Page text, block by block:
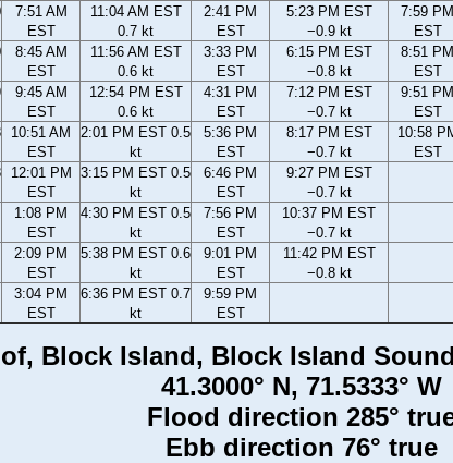
7:51 AM
EST
11:04 AM EST
0.7 kt
2:41 PM
EST
5:23 PM EST
−0.9 kt
7:59 PM
EST
8:45 AM
EST
11:56 AM EST
0.6 kt
3:33 PM
EST
6:15 PM EST
−0.8 kt
8:51 PM
EST
9:45 AM
EST
12:54 PM EST
0.6 kt
4:31 PM
EST
7:12 PM EST
−0.7 kt
9:51 PM
EST
10:51 AM
EST
2:01 PM EST 0.5
kt
5:36 PM
EST
8:17 PM EST
−0.7 kt
10:58
EST
12:01 PM
EST
3:15 PM EST 0.5
kt
6:46 PM
EST
9:27 PM EST
−0.7 kt
1:08 PM
EST
4:30 PM EST 0.5
kt
7:56 PM
EST
10:37 PM EST
−0.7 kt
2:09 PM
EST
5:38 PM EST 0.6
kt
9:01 PM
EST
11:42 PM EST
−0.8 kt
3:04 PM
EST
6:36 PM EST 0.7
kt
9:59 PM
EST
Block Island, Block Island
41.3000° N, 71.5333° W
Flood direction 285°
Ebb direction 76° true